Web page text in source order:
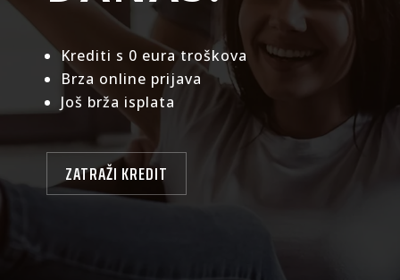
Krediti s 0 eura troškova
Brza online prijava
Još brža isplata
ZATRAŽI KREDIT